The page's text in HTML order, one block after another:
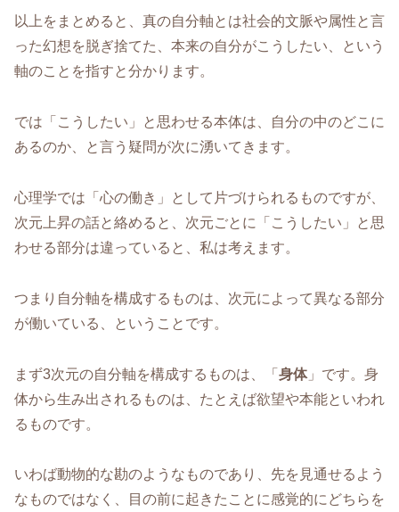
以上をまとめると、真の自分軸とは社会的文脈や属性と言
った幻想を脱ぎ捨てた、本来の自分がこうしたい、という
軸のことを指すと分かります。
では「こうしたい」と思わせる本体は、自分の中のどこに
あるのか、と言う疑問が次に湧いてきます。
心理学では「心の働き」として片づけられるものですが、
次元上昇の話と絡めると、次元ごとに「こうしたい」と思
わせる部分は違っていると、私は考えます。
つまり自分軸を構成するものは、次元によって異なる部分
が働いている、ということです。
まず3次元の自分軸を構成するものは、「 身体」です。身
体から生み出されるものは、たとえば欲望や本能といわれ
るものです。
いわば動物的な勘のようなものであり、先を見通せるよう
なものではなく、目の前に起きたことに感覚的にどちらを